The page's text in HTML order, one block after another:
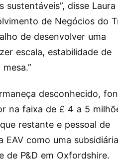
disse Laura
de Negócios do
de desenvolver uma
escala, estabilidade de
desconhecido,
na faixa de £ 4 a 5
restante e pessoal de
EAV como uma subsidiária
de P&D em Oxfordshire.